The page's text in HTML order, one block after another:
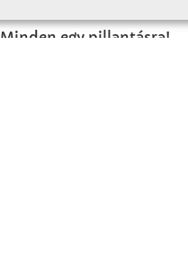
Minden egy pillantásra!